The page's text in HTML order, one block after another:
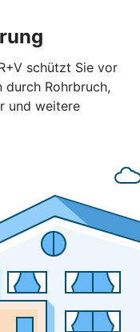
schützt Sie vor
durch Rohrbruch,
und weitere